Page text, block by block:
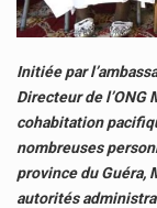
Initiée par
Directeur de l’ONG
cohabitation
nombreuses
province du Guéra,
autorités